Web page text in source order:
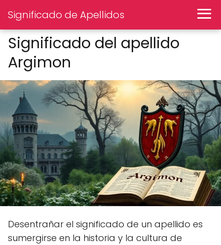
Significado de Apellidos
Significado del apellido
Argimon
Desentrañar el significado de un apellido es
sumergirse en la historia y la cultura de